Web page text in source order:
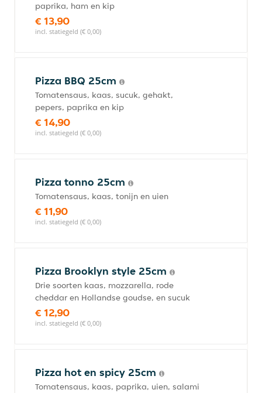
paprika, ham en kip
€ 13,90
incl. statiegeld (€ 0,00)
Pizza BBQ 25cm
Tomatensaus, kaas, sucuk, gehakt,
pepers, paprika en kip
€ 14,90
incl. statiegeld (€ 0,00)
Pizza tonno 25cm
Tomatensaus, kaas, tonijn en uien
€ 11,90
incl. statiegeld (€ 0,00)
Pizza Brooklyn style 25cm
Drie soorten kaas, mozzarella, rode
cheddar en Hollandse goudse, en sucuk
€ 12,90
incl. statiegeld (€ 0,00)
Pizza hot en spicy 25cm
Tomatensaus, kaas, paprika, uien, salami